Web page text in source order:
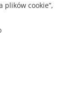
plików cookie”,